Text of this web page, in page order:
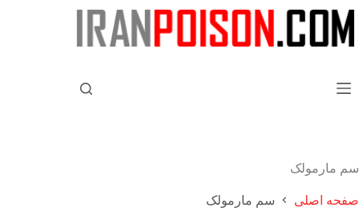
سم مارمولک
صفحه اصلی سم مارمولک